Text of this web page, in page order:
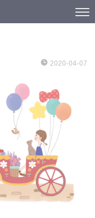
2020-04-07